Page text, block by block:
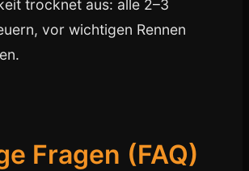
trocknet aus: alle 2–3
vor wichtigen Rennen
Fragen (FAQ)